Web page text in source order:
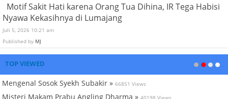
Motif Sakit Hati karena Orang Tua Dihina, IR Tega Habisi
Nyawa Kekasihnya di Lumajang
Juli 5, 2026 10:21 am
Published by MJ
TOP VIEWED
Mengenal Sosok Syekh Subakir » 66851 Views
Misteri Makam Prabu Angling Dharma » 40198 Views